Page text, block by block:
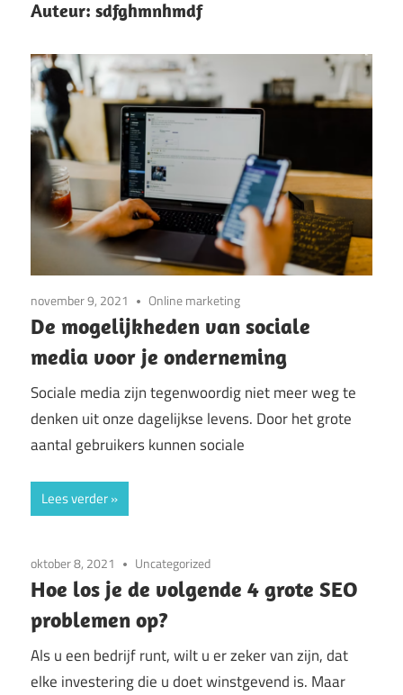
Auteur: sdfghmnhmdf
november 9, 2021 Online marketing
De mogelijkheden van sociale
media voor je onderneming
Sociale media zijn tegenwoordig niet meer weg te
denken uit onze dagelijkse levens. Door het grote
aantal gebruikers kunnen sociale
Lees verder
oktober 8, 2021 Uncategorized
Hoe los je de volgende 4 grote SEO
problemen op?
Als u een bedrijf runt, wilt u er zeker van zijn, dat
elke investering die u doet winstgevend is. Maar